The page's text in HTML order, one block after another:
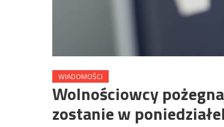
WIADOMOŚCI
Wolnościowcy
zostanie w